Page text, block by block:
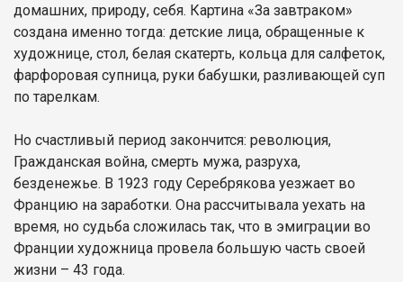
домашних, природу, себя. Картина «За завтраком»
создана именно тогда: детские лица, обращенные к
художнице, стол, белая скатерть, кольца для салфеток,
фарфоровая супница, руки бабушки, разливающей суп
по тарелкам.
Но счастливый период закончится: революция,
Гражданская война, смерть мужа, разруха,
безденежье. В 1923 году Серебрякова уезжает во
Францию на заработки. Она рассчитывала уехать на
время, но судьба сложилась так, что в эмиграции во
Франции художница провела большую часть своей
жизни – 43 года.